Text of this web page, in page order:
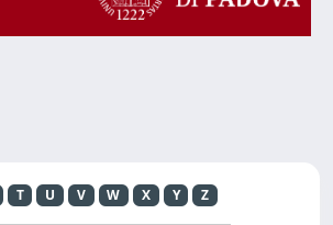
T U V W X Y Z